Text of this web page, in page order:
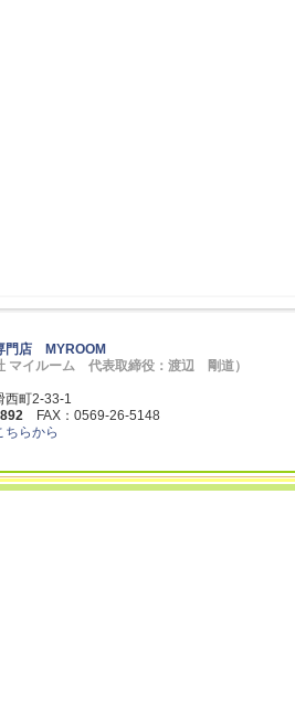
門店 MYROOM
マイルーム 代表取締役：渡辺 剛道）
西町2-33-1
FAX：0569-26-5148
ちらから